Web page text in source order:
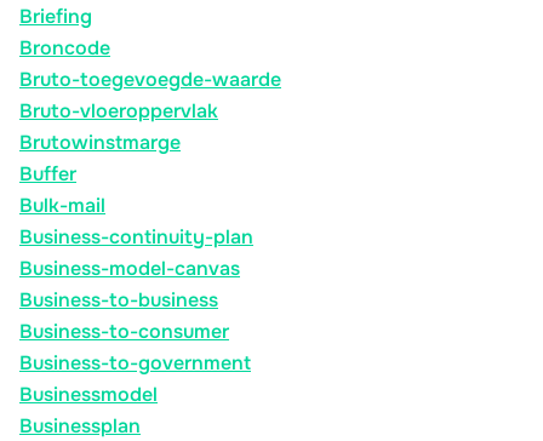
Briefing
Broncode
Bruto-toegevoegde-waarde
Bruto-vloeroppervlak
Brutowinstmarge
Buffer
Bulk-mail
Business-continuity-plan
Business-model-canvas
Business-to-business
Business-to-consumer
Business-to-government
Businessmodel
Businessplan